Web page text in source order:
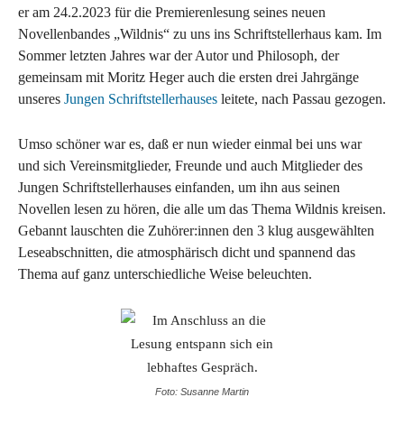
er am 24.2.2023 für die Premierenlesung seines neuen
Novellenbandes „Wildnis“ zu uns ins Schriftstellerhaus kam. Im
Sommer letzten Jahres war der Autor und Philosoph, der
gemeinsam mit Moritz Heger auch die ersten drei Jahrgänge
unseres Jungen Schriftstellerhauses leitete, nach Passau gezogen.
Umso schöner war es, daß er nun wieder einmal bei uns war
und sich Vereinsmitglieder, Freunde und auch Mitglieder des
Jungen Schriftstellerhauses einfanden, um ihn aus seinen
Novellen lesen zu hören, die alle um das Thema Wildnis kreisen.
Gebannt lauschten die Zuhörer:innen den 3 klug ausgewählten
Leseabschnitten, die atmosphärisch dicht und spannend das
Thema auf ganz unterschiedliche Weise beleuchten.
Foto: Susanne Martin